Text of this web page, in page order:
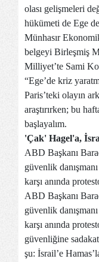
olası gelişmeleri
hükümeti de Ege
Münhasır
belgeyi Birleşmiş
Milliyet’te Sami
“Ege’de kriz
Paris’teki olayın
araştırırken; bu
başlayalım.
'Çak' Hagel'a,
ABD Başkanı
güvenlik
karşı anında
ABD Başkanı
güvenlik
karşı anında
güvenliğine
şu: İsrail’e